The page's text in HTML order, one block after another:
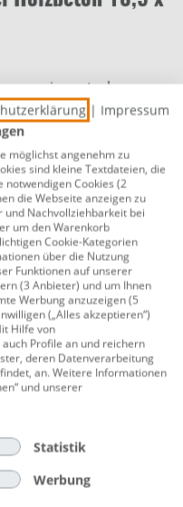
weniger starke
als in einem
in der
es doch den
Das Material
bildet. Es bietet
Material
Foods Europe
Venray,
| Impressum
möglichst angenehm zu
sind kleine Textdateien, die
Cookies (2
die Webseite anzeigen zu
und Nachvollziehbarkeit bei
um den Warenkorb
Cookie-Kategorien
über die Nutzung
Funktionen auf unserer
(3 Anbieter) und um Ihnen
Werbung anzuzeigen (5
(„Alles akzeptieren“)
Hilfe von
Profile an und reichern
deren Datenverarbeitung
an. Weitere Informationen
und unserer
Statistik
Werbung